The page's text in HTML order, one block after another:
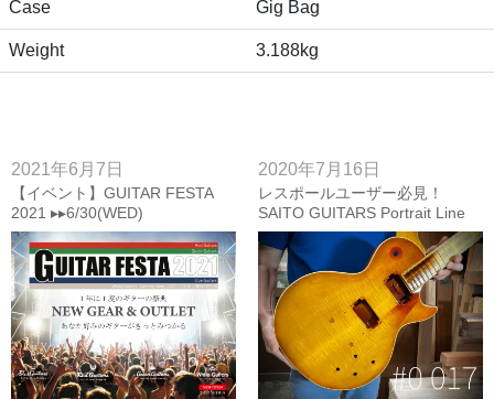
Case Gig Bag
Weight 3.188kg
2021年6月7日
【イベント】GUITAR FESTA
2021 ▸▸6/30(WED)
2020年7月16日
レスポールユーザー必見！
SAITO GUITARS Portrait Line
No.1 Standard/Burst 待望の入
荷！